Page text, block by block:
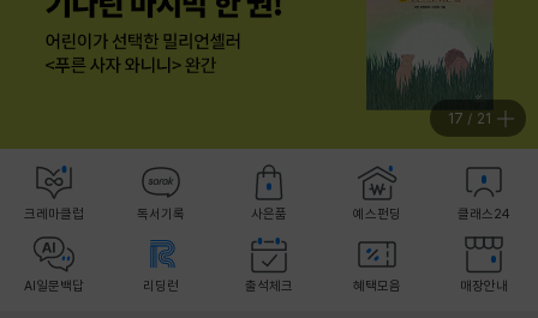
17 / 21
크레마클럽 독서기록 사은품 예스펀딩 클래스24
AI일문백답 리딩런 출석체크 혜택모음 매장안내